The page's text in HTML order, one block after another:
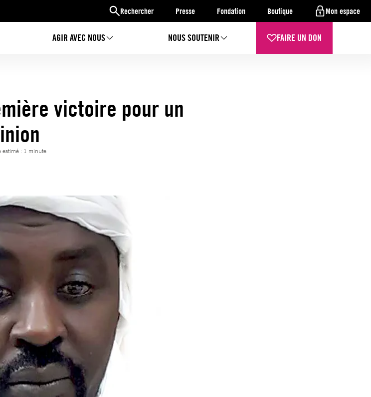
Rechercher Presse Fondation Boutique Mon espace
AGIR AVEC NOUS NOUS SOUTENIR FAIRE UN DON
victoire pour un
estimé : 1 minute